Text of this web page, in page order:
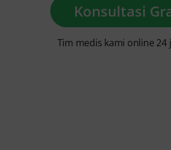
Konsultasi
Tim medis kami online 24